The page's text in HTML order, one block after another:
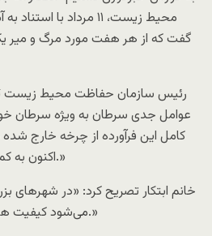
محیط زیست، ۱۱ مرداد با
گفت که از هر هفت مورد مرگ و میر
رئیس سازمان حفاظت محیط زیست
عوامل جدی سرطان به ویژه سرطان
کامل این فرآورده از چرخه خارج
اکنون به کمتر از یک درصد رسیده‌است.»
می‌شود کیفیت هوای خوبی را شاهد هستیم.»